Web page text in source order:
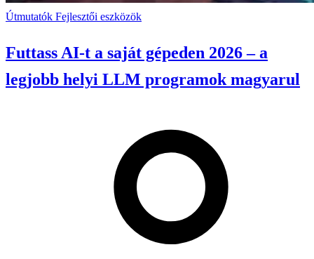
Útmutatók Fejlesztői eszközök
Futtass AI-t a saját gépeden 2026 – a
legjobb helyi LLM programok magyarul